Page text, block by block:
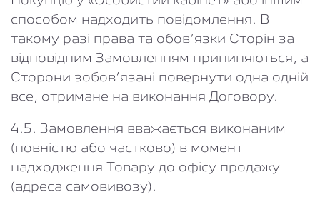
способом надходить повідомлення. В
такому разі права та обов’язки Сторін за
відповідним Замовленням припиняються, а
Сторони зобов’язані повернути одна одній
все, отримане на виконання Договору.
4.5. Замовлення вважається виконаним
(повністю або частково) в момент
надходження Товару до офісу продажу
(адреса самовивозу).